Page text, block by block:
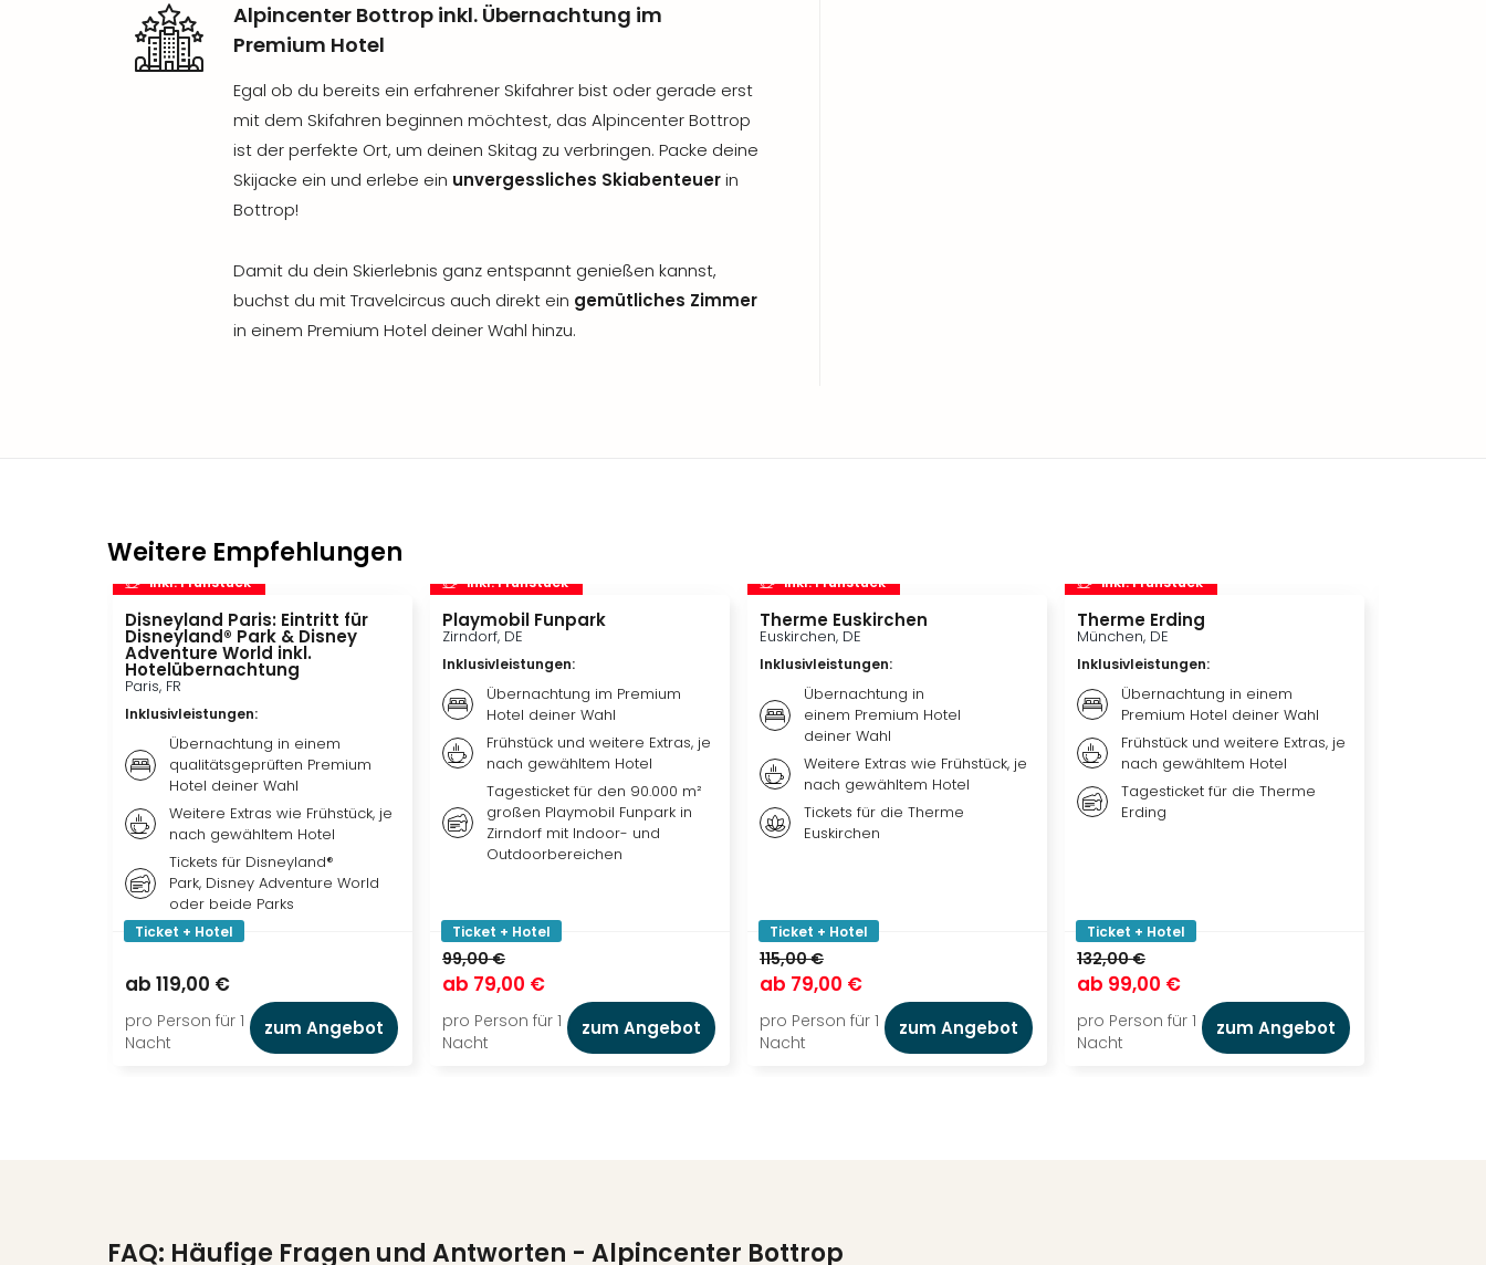
Alpincenter Bottrop inkl. Übernachtung im
Premium Hotel
Egal ob du bereits ein erfahrener Skifahrer bist oder gerade erst
mit dem Skifahren beginnen möchtest, das Alpincenter Bottrop
ist der perfekte Ort, um deinen Skitag zu verbringen. Packe deine
Skijacke ein und erlebe ein unvergessliches Skiabenteuerin
Bottrop!
Damit du dein Skierlebnis ganz entspannt genießen kannst,
buchst du mit Travelcircus auch direkt ein gemütliches Zimmer
in einem Premium Hotel deiner Wahl hinzu.
Weitere Empfehlungen
inkl. Frühstück
Disneyland Paris: Eintritt für
Disneyland® Park & Disney
Adventure World inkl.
Hotelübernachtung
Paris, FR
Inklusivleistungen:
Übernachtung in einem
qualitätsgeprüften Premium
Hotel deiner Wahl
Weitere Extras wie Frühstück, je
nach gewähltem Hotel
Tickets für Disneyland®
Park, Disney Adventure World
oder beide Parks
Ticket + Hotel
ab 119,00 €
pro Person für 1
Nacht
zum Angebot
inkl. Frühstück
Playmobil Funpark
Zirndorf, DE
Inklusivleistungen:
Übernachtung im Premium
Hotel deiner Wahl
Frühstück und weitere Extras, je
nach gewähltem Hotel
Tagesticket für den 90.000 m²
großen Playmobil Funpark in
Zirndorf mit Indoor- und
Outdoorbereichen
Ticket + Hotel
99,00 €
ab 79,00 €
pro Person für 1
Nacht
zum Angebot
inkl. Frühstück
Therme Euskirchen
Euskirchen, DE
Inklusivleistungen:
Übernachtung in
einem Premium Hotel
deiner Wahl
Weitere Extras wie Frühstück, je
nach gewähltem Hotel
Tickets für die Therme
Euskirchen
Ticket + Hotel
115,00 €
ab 79,00 €
pro Person für 1
Nacht
zum Angebot
inkl. Frühstück
Therme Erding
München, DE
Inklusivleistungen:
Übernachtung in einem
Premium Hotel deiner Wahl
Frühstück und weitere Extras, je
nach gewähltem Hotel
Tagesticket für die Therme
Erding
Ticket + Hotel
132,00 €
ab 99,00 €
pro Person für 1
Nacht
zum Angebot
FAQ: Häufige Fragen und Antworten - Alpincenter Bottrop